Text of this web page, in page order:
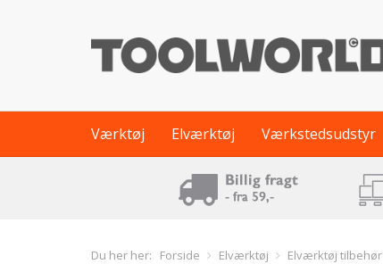
Værktøj Elværktøj Værkstedsudstyr
Du her her: Forside Elværktøj Elværktøj tilbehør